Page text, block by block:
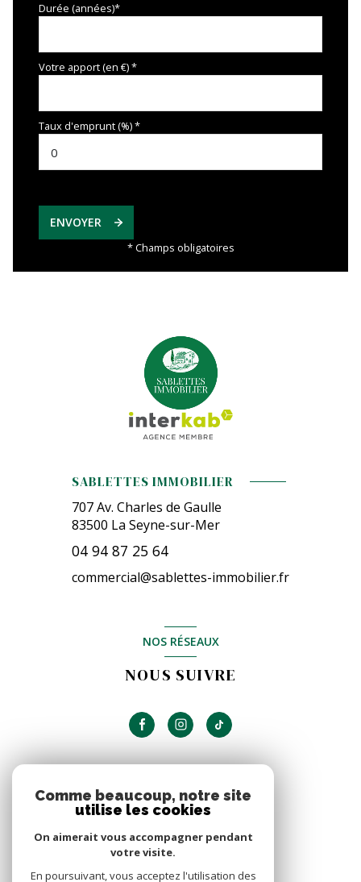
Durée (années)*
Votre apport (en €) *
Taux d'emprunt (%) *
ENVOYER
* Champs obligatoires
SABLETTES IMMOBILIER
707 Av. Charles de Gaulle
83500 La Seyne-sur-Mer
04 94 87 25 64
commercial@sablettes-immobilier.fr
NOS RÉSEAUX
NOUS SUIVRE
NOUS ADHÉRONS
Comme beaucoup, notre site
utilise les cookies
On aimerait vous accompagner pendant
votre visite.
En poursuivant, vous acceptez l'utilisation des